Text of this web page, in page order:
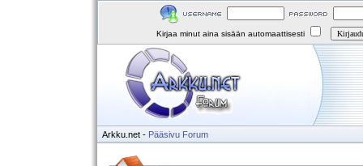
Kirjaa minut aina sisään automaattisesti
Arkku.net - Pääsivu Forum